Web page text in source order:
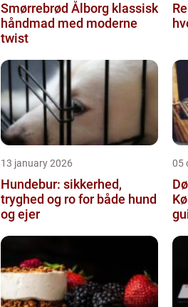
Smørrebrød Ålborg klassisk
håndmad med moderne
twist
13 january 2026
Hundebur: sikkerhed,
tryghed og ro for både hund
og ejer
05